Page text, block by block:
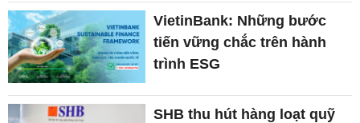
VietinBank: Những bước
tiến vững chắc trên hành
trình ESG
SHB thu hút hàng loạt quỹ